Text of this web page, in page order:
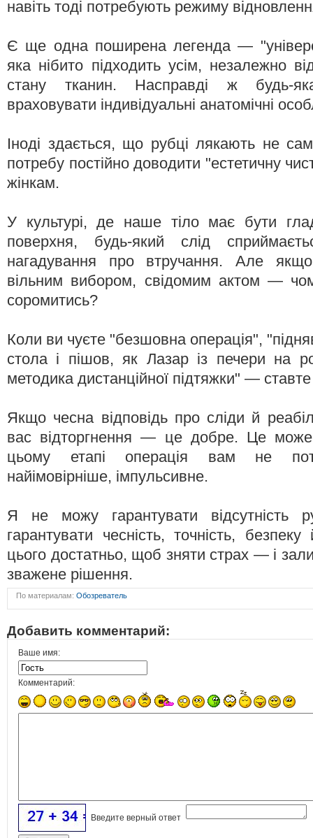
навіть тоді потребують режиму
Є ще одна поширена легенда —
яка нібито підходить усім, незалежно
стану тканин. Насправді ж будь-
враховувати індивідуальні анатомічні
Іноді здається, що рубці лякають не
потребу постійно доводити "естетичну
жінкам.
У культурі, де наше тіло має бути
поверхня, будь-який слід
нагадування про втручання. Але
вільним вибором, свідомим актом —
соромитись?
Коли ви чуєте "безшовна операція",
стола і пішов, як Лазар із печери на
методика дистанційної підтяжки" —
Якщо чесна відповідь про сліди й
вас відторгнення — це добре. Це
цьому етапі операція вам не
найімовірніше, імпульсивне.
Я не можу гарантувати відсутність
гарантувати чесність, точність,
цього достатньо, щоб зняти страх — і
зважене рішення.
По материалам: Обозреватель
Добавить комментарий:
Ваше имя:
Комментарий:
Введите верный ответ